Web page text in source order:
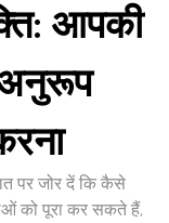
आपकी
पर जोर दें कि कैसे
को पूरा कर सकते हैं,